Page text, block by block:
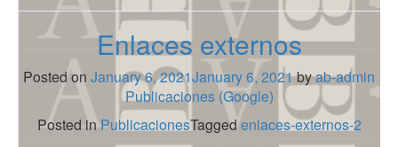
Enlaces externos
Posted on January 6, 2021January 6, 2021byab-admin
Publicaciones (Google)
Posted inPublicacionesTaggedenlaces-externos-2